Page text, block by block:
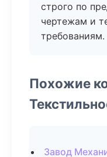
строго по
чертежам и
требованиям.
Похожие
Завод